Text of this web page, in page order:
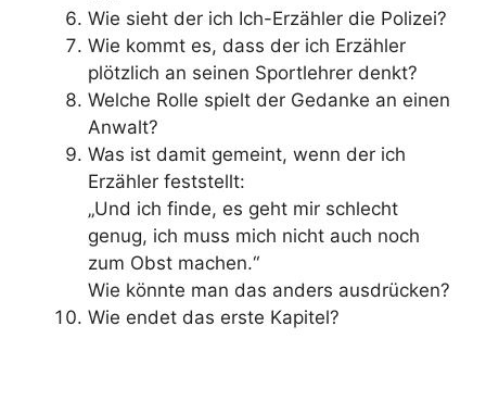
Wie sieht der ich Ich-Erzähler die Polizei?
Wie kommt es, dass der ich Erzähler
plötzlich an seinen Sportlehrer denkt?
Welche Rolle spielt der Gedanke an einen
Anwalt?
Was ist damit gemeint, wenn der ich
Erzähler feststellt:
„Und ich finde, es geht mir schlecht
genug, ich muss mich nicht auch noch
zum Obst machen.“
Wie könnte man das anders ausdrücken?
Wie endet das erste Kapitel?